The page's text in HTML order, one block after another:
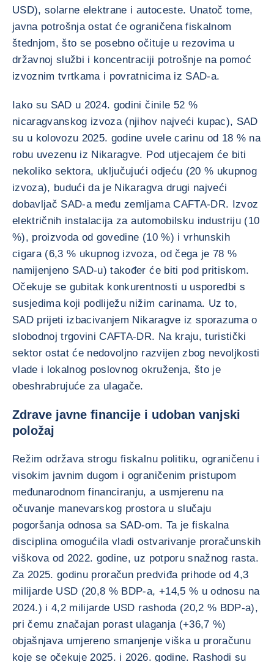
USD), solarne elektrane i autoceste. Unatoč tome,
javna potrošnja ostat će ograničena fiskalnom
štednjom, što se posebno očituje u rezovima u
državnoj službi i koncentraciji potrošnje na pomoć
izvoznim tvrtkama i povratnicima iz SAD-a.
Iako su SAD u 2024. godini činile 52 %
nicaragvanskog izvoza (njihov najveći kupac), SAD
su u kolovozu 2025. godine uvele carinu od 18 % na
robu uvezenu iz Nikaragve. Pod utjecajem će biti
nekoliko sektora, uključujući odjeću (20 % ukupnog
izvoza), budući da je Nikaragva drugi najveći
dobavljač SAD-a među zemljama CAFTA-DR. Izvoz
električnih instalacija za automobilsku industriju (10
%), proizvoda od govedine (10 %) i vrhunskih
cigara (6,3 % ukupnog izvoza, od čega je 78 %
namijenjeno SAD-u) također će biti pod pritiskom.
Očekuje se gubitak konkurentnosti u usporedbi s
susjedima koji podliježu nižim carinama. Uz to,
SAD prijeti izbacivanjem Nikaragve iz sporazuma o
slobodnoj trgovini CAFTA-DR. Na kraju, turistički
sektor ostat će nedovoljno razvijen zbog nevoljkosti
vlade i lokalnog poslovnog okruženja, što je
obeshrabrujuće za ulagače.
Zdrave javne financije i udoban vanjski
položaj
Režim održava strogu fiskalnu politiku, ograničenu i
visokim javnim dugom i ograničenim pristupom
međunarodnom financiranju, a usmjerenu na
očuvanje manevarskog prostora u slučaju
pogoršanja odnosa sa SAD-om. Ta je fiskalna
disciplina omogućila vladi ostvarivanje proračunskih
viškova od 2022. godine, uz potporu snažnog rasta.
Za 2025. godinu proračun predviđa prihode od 4,3
milijarde USD (20,8 % BDP-a, +14,5 % u odnosu na
2024.) i 4,2 milijarde USD rashoda (20,2 % BDP-a),
pri čemu značajan porast ulaganja (+36,7 %)
objašnjava umjereno smanjenje viška u proračunu
koje se očekuje 2025. i 2026. godine. Rashodi su